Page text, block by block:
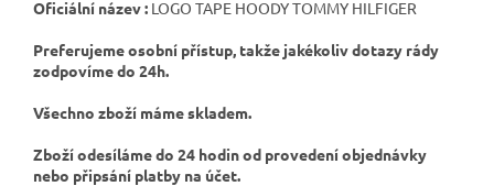
Oficiální název : LOGO TAPE HOODY TOMMY HILFIGER
Preferujeme osobní přístup, takže jakékoliv dotazy rády
zodpovíme do 24h.
Všechno zboží máme skladem.
Zboží odesíláme do 24 hodin od provedení objednávky
nebo připsání platby na účet.